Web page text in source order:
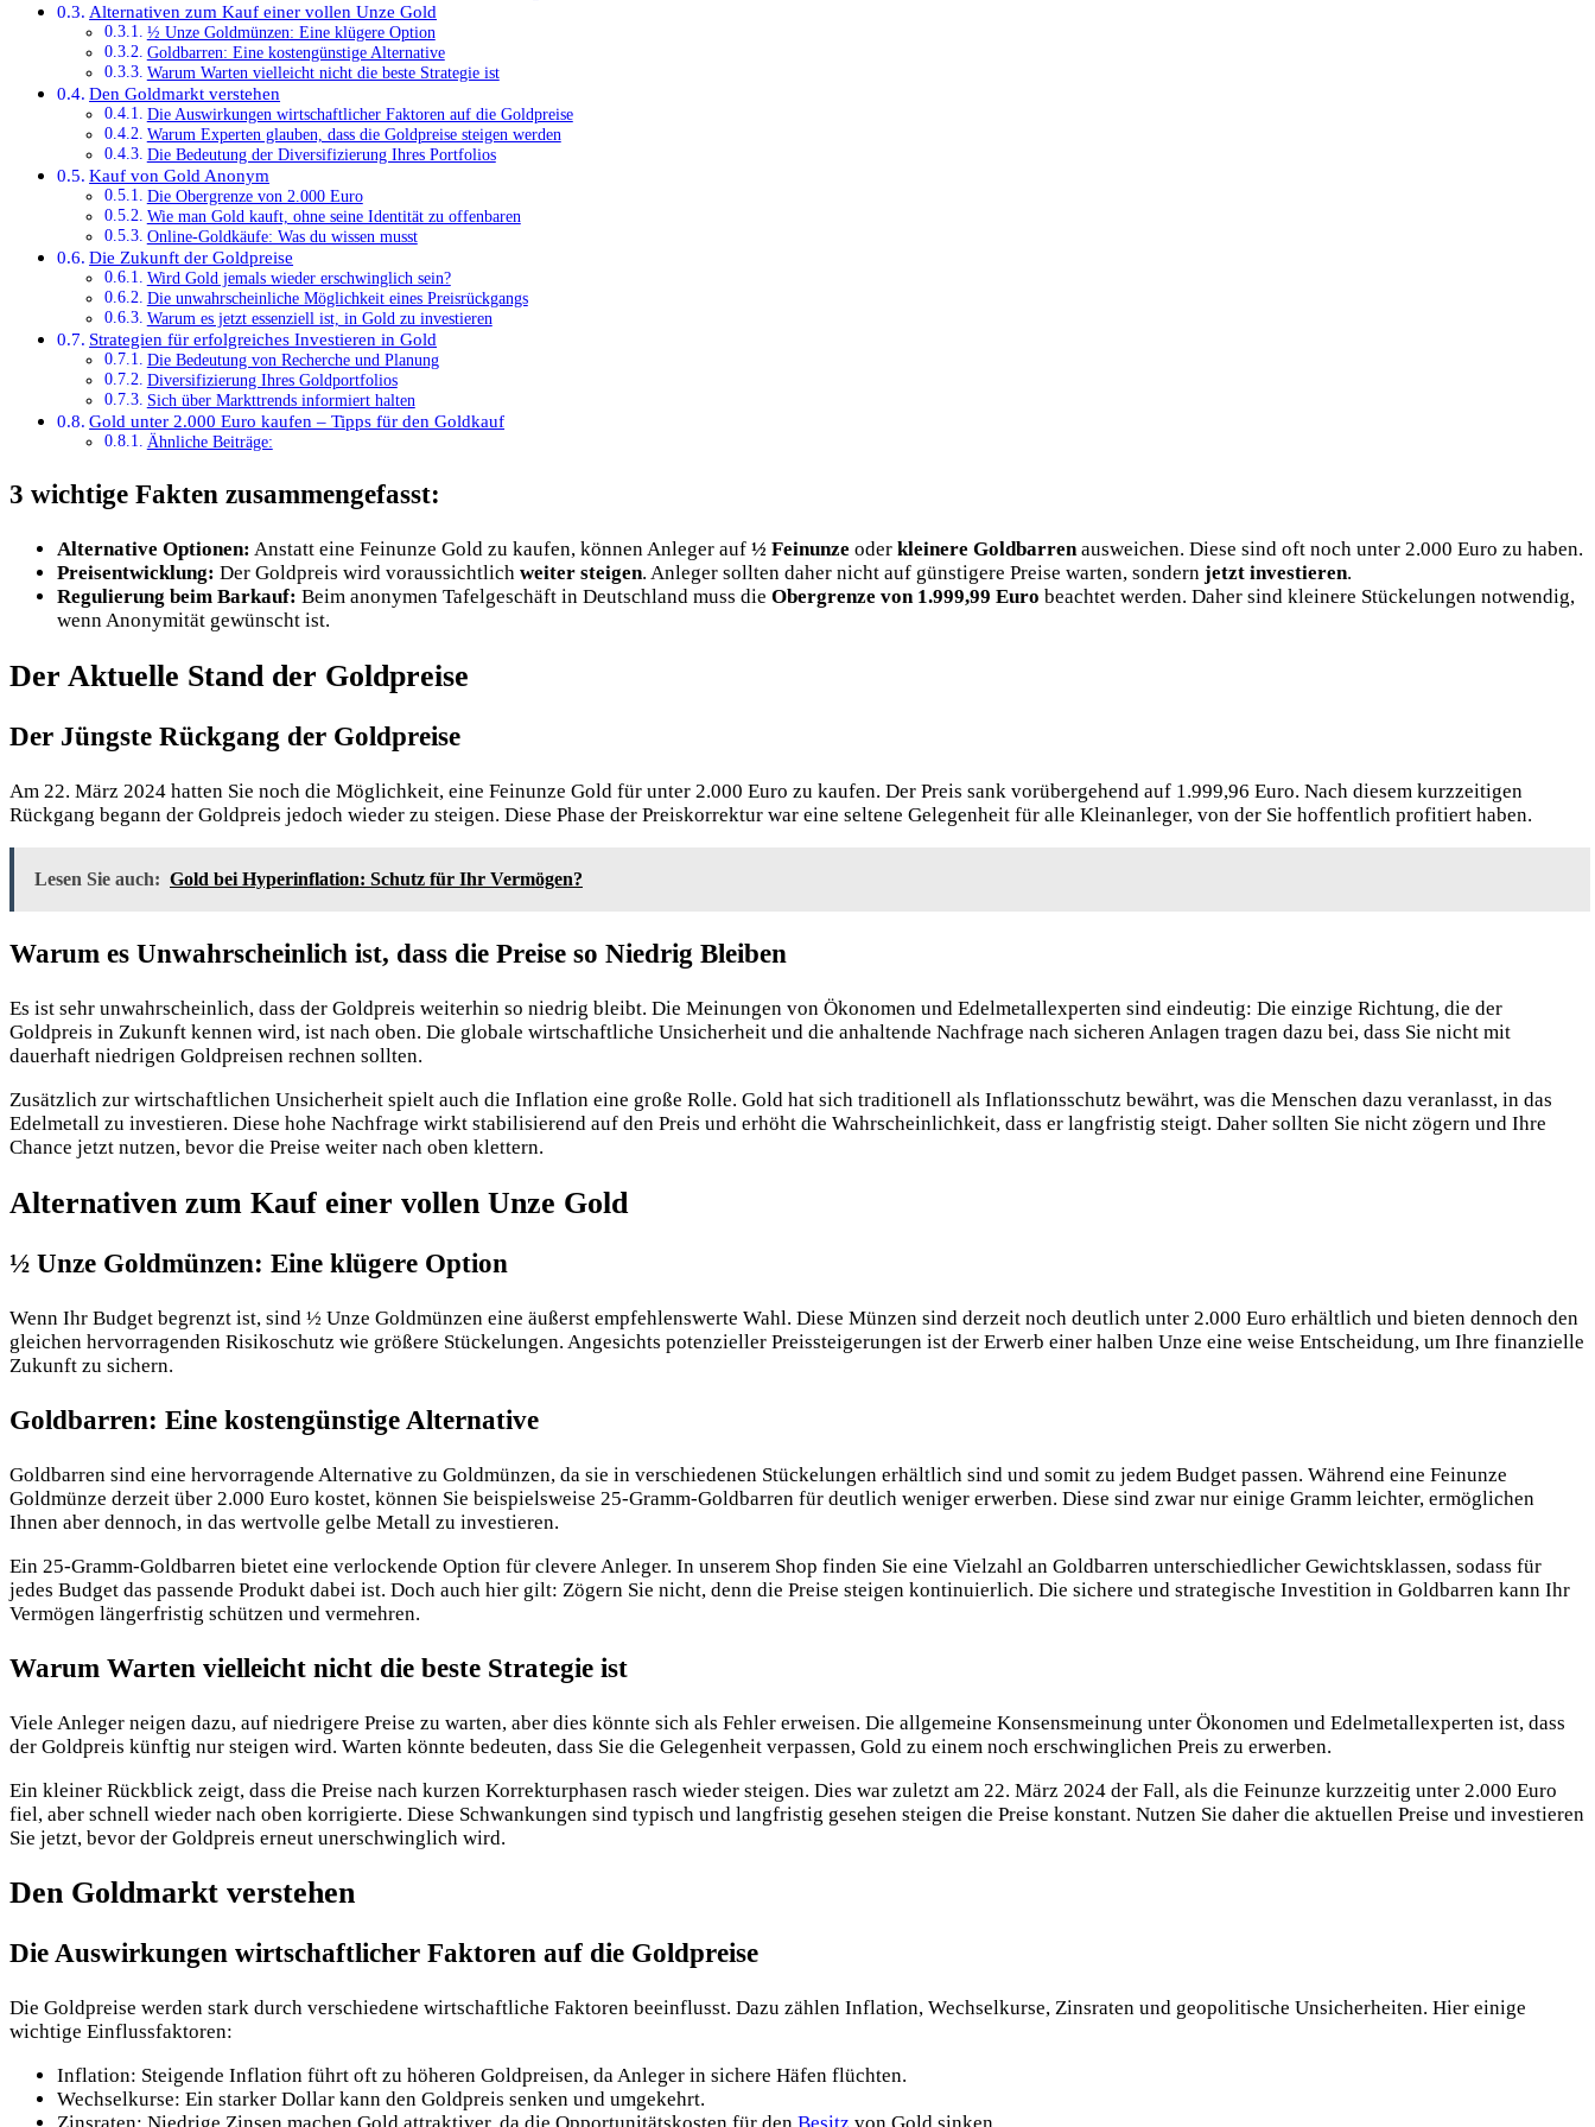
Alternativen zum Kauf einer vollen Unze Gold
½ Unze Goldmünzen: Eine klügere Option
Goldbarren: Eine kostengünstige Alternative
Warum Warten vielleicht nicht die beste Strategie ist
Den Goldmarkt verstehen
Die Auswirkungen wirtschaftlicher Faktoren auf die Goldpreise
Warum Experten glauben, dass die Goldpreise steigen werden
Die Bedeutung der Diversifizierung Ihres Portfolios
Kauf von Gold Anonym
Die Obergrenze von 2.000 Euro
Wie man Gold kauft, ohne seine Identität zu offenbaren
Online-Goldkäufe: Was du wissen musst
Die Zukunft der Goldpreise
Wird Gold jemals wieder erschwinglich sein?
Die unwahrscheinliche Möglichkeit eines Preisrückgangs
Warum es jetzt essenziell ist, in Gold zu investieren
Strategien für erfolgreiches Investieren in Gold
Die Bedeutung von Recherche und Planung
Diversifizierung Ihres Goldportfolios
Sich über Markttrends informiert halten
Gold unter 2.000 Euro kaufen – Tipps für den Goldkauf
Ähnliche Beiträge:
3 wichtige Fakten zusammengefasst:
Alternative Optionen: Anstatt eine Feinunze Gold zu kaufen, können Anleger auf ½ Feinunze oder kleinere Goldbarrenausweichen. Diese sind oft noch unter 2.000 Euro zu haben.
Preisentwicklung: Der Goldpreis wird voraussichtlich weiter steigen. Anleger sollten daher nicht auf günstigere Preise warten, sondern jetzt investieren.
Regulierung beim Barkauf: Beim anonymen Tafelgeschäft in Deutschland muss die Obergrenze von 1.999,99 Euro beachtet werden. Daher sind kleinere Stückelungen notwendig,
wenn Anonymität gewünscht ist.
Der Aktuelle Stand der Goldpreise
Der Jüngste Rückgang der Goldpreise
Am 22. März 2024 hatten Sie noch die Möglichkeit, eine Feinunze Gold für unter 2.000 Euro zu kaufen. Der Preis sank vorübergehend auf 1.999,96 Euro. Nach diesem kurzzeitigen
Rückgang begann der Goldpreis jedoch wieder zu steigen. Diese Phase der Preiskorrektur war eine seltene Gelegenheit für alle Kleinanleger, von der Sie hoffentlich profitiert haben.
Lesen Sie auch: Gold bei Hyperinflation: Schutz für Ihr Vermögen?
Warum es Unwahrscheinlich ist, dass die Preise so Niedrig Bleiben
Es ist sehr unwahrscheinlich, dass der Goldpreis weiterhin so niedrig bleibt. Die Meinungen von Ökonomen und Edelmetallexperten sind eindeutig: Die einzige Richtung, die der
Goldpreis in Zukunft kennen wird, ist nach oben. Die globale wirtschaftliche Unsicherheit und die anhaltende Nachfrage nach sicheren Anlagen tragen dazu bei, dass Sie nicht mit
dauerhaft niedrigen Goldpreisen rechnen sollten.
Zusätzlich zur wirtschaftlichen Unsicherheit spielt auch die Inflation eine große Rolle. Gold hat sich traditionell als Inflationsschutz bewährt, was die Menschen dazu veranlasst, in das
Edelmetall zu investieren. Diese hohe Nachfrage wirkt stabilisierend auf den Preis und erhöht die Wahrscheinlichkeit, dass er langfristig steigt. Daher sollten Sie nicht zögern und Ihre
Chance jetzt nutzen, bevor die Preise weiter nach oben klettern.
Alternativen zum Kauf einer vollen Unze Gold
½ Unze Goldmünzen: Eine klügere Option
Wenn Ihr Budget begrenzt ist, sind ½ Unze Goldmünzen eine äußerst empfehlenswerte Wahl. Diese Münzen sind derzeit noch deutlich unter 2.000 Euro erhältlich und bieten dennoch den
gleichen hervorragenden Risikoschutz wie größere Stückelungen. Angesichts potenzieller Preissteigerungen ist der Erwerb einer halben Unze eine weise Entscheidung, um Ihre finanzielle
Zukunft zu sichern.
Goldbarren: Eine kostengünstige Alternative
Goldbarren sind eine hervorragende Alternative zu Goldmünzen, da sie in verschiedenen Stückelungen erhältlich sind und somit zu jedem Budget passen. Während eine Feinunze
Goldmünze derzeit über 2.000 Euro kostet, können Sie beispielsweise 25-Gramm-Goldbarren für deutlich weniger erwerben. Diese sind zwar nur einige Gramm leichter, ermöglichen
Ihnen aber dennoch, in das wertvolle gelbe Metall zu investieren.
Ein 25-Gramm-Goldbarren bietet eine verlockende Option für clevere Anleger. In unserem Shop finden Sie eine Vielzahl an Goldbarren unterschiedlicher Gewichtsklassen, sodass für
jedes Budget das passende Produkt dabei ist. Doch auch hier gilt: Zögern Sie nicht, denn die Preise steigen kontinuierlich. Die sichere und strategische Investition in Goldbarren kann Ihr
Vermögen längerfristig schützen und vermehren.
Warum Warten vielleicht nicht die beste Strategie ist
Viele Anleger neigen dazu, auf niedrigere Preise zu warten, aber dies könnte sich als Fehler erweisen. Die allgemeine Konsensmeinung unter Ökonomen und Edelmetallexperten ist, dass
der Goldpreis künftig nur steigen wird. Warten könnte bedeuten, dass Sie die Gelegenheit verpassen, Gold zu einem noch erschwinglichen Preis zu erwerben.
Ein kleiner Rückblick zeigt, dass die Preise nach kurzen Korrekturphasen rasch wieder steigen. Dies war zuletzt am 22. März 2024 der Fall, als die Feinunze kurzzeitig unter 2.000 Euro
fiel, aber schnell wieder nach oben korrigierte. Diese Schwankungen sind typisch und langfristig gesehen steigen die Preise konstant. Nutzen Sie daher die aktuellen Preise und investieren
Sie jetzt, bevor der Goldpreis erneut unerschwinglich wird.
Den Goldmarkt verstehen
Die Auswirkungen wirtschaftlicher Faktoren auf die Goldpreise
Die Goldpreise werden stark durch verschiedene wirtschaftliche Faktoren beeinflusst. Dazu zählen Inflation, Wechselkurse, Zinsraten und geopolitische Unsicherheiten. Hier einige
wichtige Einflussfaktoren:
Inflation: Steigende Inflation führt oft zu höheren Goldpreisen, da Anleger in sichere Häfen flüchten.
Wechselkurse: Ein starker Dollar kann den Goldpreis senken und umgekehrt.